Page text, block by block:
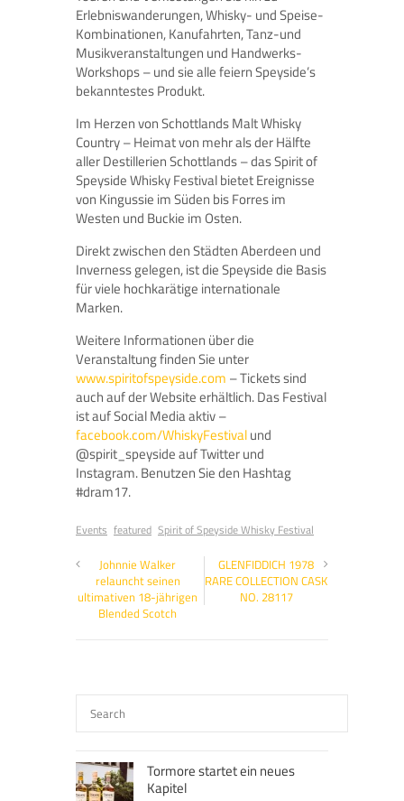
Erlebniswanderungen, Whisky- und Speise-
Kombinationen, Kanufahrten, Tanz-und
Musikveranstaltungen und Handwerks-
Workshops – und sie alle feiern Speyside’s
bekanntestes Produkt.
Im Herzen von Schottlands Malt Whisky
Country – Heimat von mehr als der Hälfte
aller Destillerien Schottlands – das Spirit of
Speyside Whisky Festival bietet Ereignisse
von Kingussie im Süden bis Forres im
Westen und Buckie im Osten.
Direkt zwischen den Städten Aberdeen und
Inverness gelegen, ist die Speyside die Basis
für viele hochkarätige internationale
Marken.
Weitere Informationen über die
Veranstaltung finden Sie unter
www.spiritofspeyside.com – Tickets sind
auch auf der Website erhältlich. Das Festival
ist auf Social Media aktiv –
facebook.com/WhiskyFestivalund
@spirit_speyside auf Twitter und
Instagram. Benutzen Sie den Hashtag
#dram17.
Events featured Spirit of Speyside Whisky Festival
Johnnie Walker
relauncht seinen
ultimativen 18-jährigen
Blended Scotch
GLENFIDDICH 1978
RARE COLLECTION CASK
NO. 28117
Tormore startet ein neues
Kapitel